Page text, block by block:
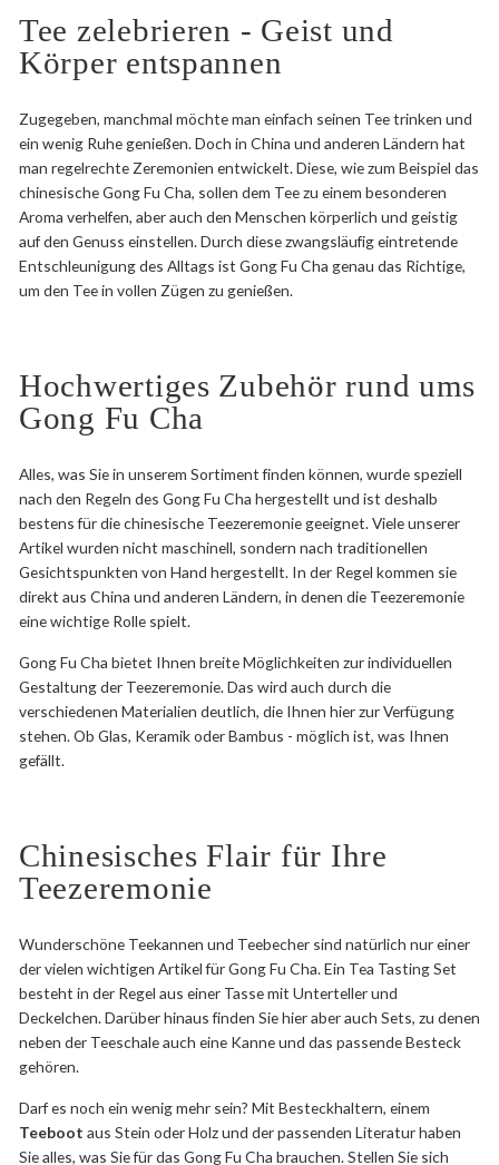
Tee zelebrieren - Geist und
Körper entspannen
Zugegeben, manchmal möchte man einfach seinen Tee trinken und
ein wenig Ruhe genießen. Doch in China und anderen Ländern hat
man regelrechte Zeremonien entwickelt. Diese, wie zum Beispiel das
chinesische Gong Fu Cha, sollen dem Tee zu einem besonderen
Aroma verhelfen, aber auch den Menschen körperlich und geistig
auf den Genuss einstellen. Durch diese zwangsläufig eintretende
Entschleunigung des Alltags ist Gong Fu Cha genau das Richtige,
um den Tee in vollen Zügen zu genießen.
Hochwertiges Zubehör rund ums
Gong Fu Cha
Alles, was Sie in unserem Sortiment finden können, wurde speziell
nach den Regeln des Gong Fu Cha hergestellt und ist deshalb
bestens für die chinesische Teezeremonie geeignet. Viele unserer
Artikel wurden nicht maschinell, sondern nach traditionellen
Gesichtspunkten von Hand hergestellt. In der Regel kommen sie
direkt aus China und anderen Ländern, in denen die Teezeremonie
eine wichtige Rolle spielt.
Gong Fu Cha bietet Ihnen breite Möglichkeiten zur individuellen
Gestaltung der Teezeremonie. Das wird auch durch die
verschiedenen Materialien deutlich, die Ihnen hier zur Verfügung
stehen. Ob Glas, Keramik oder Bambus - möglich ist, was Ihnen
gefällt.
Chinesisches Flair für Ihre
Teezeremonie
Wunderschöne Teekannen und Teebecher sind natürlich nur einer
der vielen wichtigen Artikel für Gong Fu Cha. Ein Tea Tasting Set
besteht in der Regel aus einer Tasse mit Unterteller und
Deckelchen. Darüber hinaus finden Sie hier aber auch Sets, zu denen
neben der Teeschale auch eine Kanne und das passende Besteck
gehören.
Darf es noch ein wenig mehr sein? Mit Besteckhaltern, einem
Teeboot aus Stein oder Holz und der passenden Literatur haben
Sie alles, was Sie für das Gong Fu Cha brauchen. Stellen Sie sich